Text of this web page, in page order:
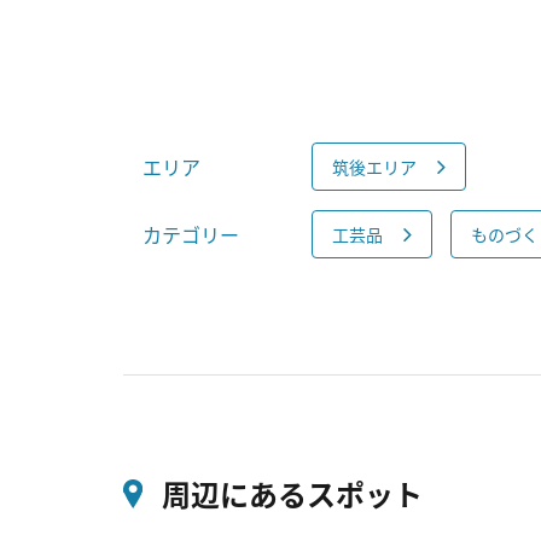
エリア 筑後エリア
カテゴリー 工芸品 ものづ
周辺にあるスポット